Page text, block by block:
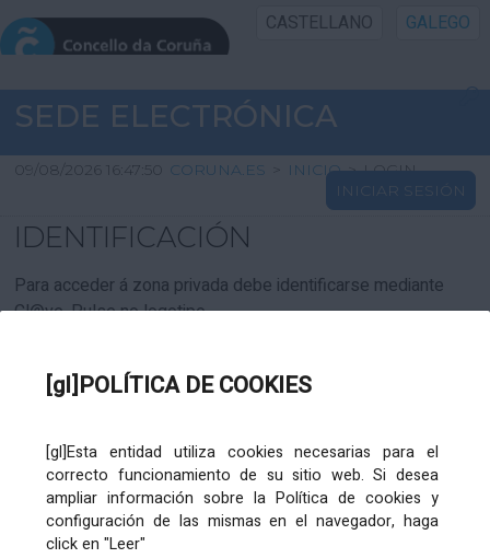
[gl]POLÍTICA DE COOKIES
[gl]Esta entidad utiliza cookies necesarias para el
correcto funcionamiento de su sitio web. Si desea
ampliar información sobre la Política de cookies y
configuración de las mismas en el navegador, haga
click en "Leer"
CASTELLANO GALEGO
INICIO SEDE
INICIO
INFORMACIÓN PÚBLICA
CARTAFOL CIDADÁN
SEDE ELECTRÓNICA
09/08/2026 16:47:50 CORUNA.ES > INICIO > LOGIN
INICIAR SESIÓN
IDENTIFICACIÓN
Para acceder á zona privada debe identificarse mediante
Cl@ve. Pulse no logotipo